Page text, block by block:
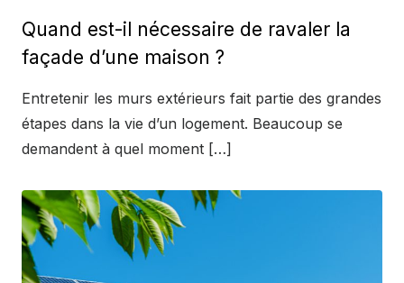
Quand est-il nécessaire de ravaler la
façade d’une maison ?
Entretenir les murs extérieurs fait partie des grandes
étapes dans la vie d’un logement. Beaucoup se
demandent à quel moment […]